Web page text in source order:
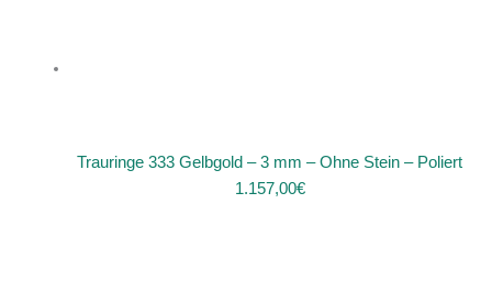
Trauringe 333 Gelbgold – 3 mm – Ohne Stein – Poliert
1.157,00€